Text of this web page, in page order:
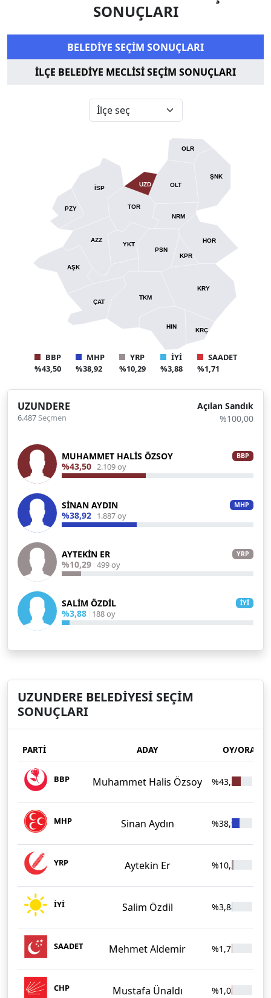
SONUÇLARI
BELEDİYE SEÇİM SONUÇLARI
İLÇE BELEDİYE MECLİSİ SEÇİM SONUÇLARI
AŞK
ÇAT
HIN
HOR
İSP
KRY
NRM
OLT
OLR
PSN
ŞNK
TKM
TOR
KRÇ
UZD
PZY
AZZ
KPR
YKT
BBP
%43,50
MHP
%38,92
YRP
%10,29
İYİ
%3,88
SAADET
%1,71
UZUNDERE
6.487Seçmen
Açılan Sandık
%100,00
MUHAMMET HALİS ÖZSOY BBP
%43,50 2.109 oy
SİNAN AYDIN MHP
%38,92 1.887 oy
AYTEKİN ER YRP
%10,29 499 oy
SALİM ÖZDİL İYİ
%3,88 188 oy
UZUNDERE BELEDİYESİ SEÇİM
SONUÇLARI
PARTİ ADAY OY/ORAN
BBP Muhammet Halis Özsoy %43,50
MHP Sinan Aydın %38,92
YRP Aytekin Er %10,29
İYİ Salim Özdil %3,88
SAADET Mehmet Aldemir %1,71
CHP Mustafa Ünaldı %1,03